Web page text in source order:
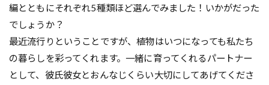
編とともにそれぞれ5種類ほど選んでみました！いかがだった
でしょうか？
最近流行りということですが、植物はいつになっても私たち
の暮らしを彩ってくれます。一緒に育ってくれるパートナー
として、彼氏彼女とおんなじくらい大切にしてあげてくださ